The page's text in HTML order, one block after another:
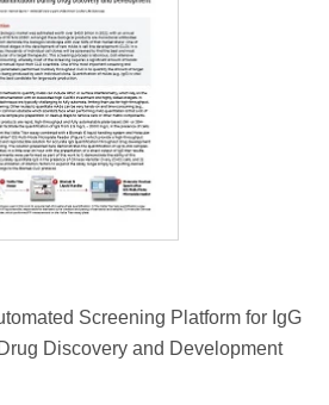
Screening Platform for IgG
Discovery and Development